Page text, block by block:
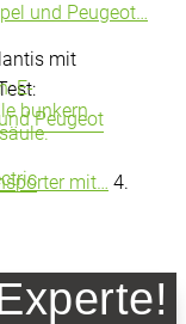
mit
Peugeot
und Peugeot…
mit… 4.